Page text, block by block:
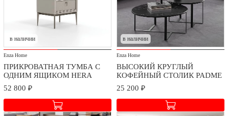
в наличии
Enza Home
ПРИКРОВАТНАЯ ТУМБА С
ОДНИМ ЯЩИКОМ HERA
52 800 ₽
в наличии
Enza Home
ВЫСОКИЙ КРУГЛЫЙ
КОФЕЙНЫЙ СТОЛИК PADME
25 200 ₽